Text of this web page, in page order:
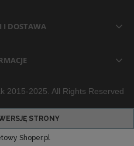
I DOSTAWA
2015-2025. All Rights Reserved
STRONY
Shoper.pl